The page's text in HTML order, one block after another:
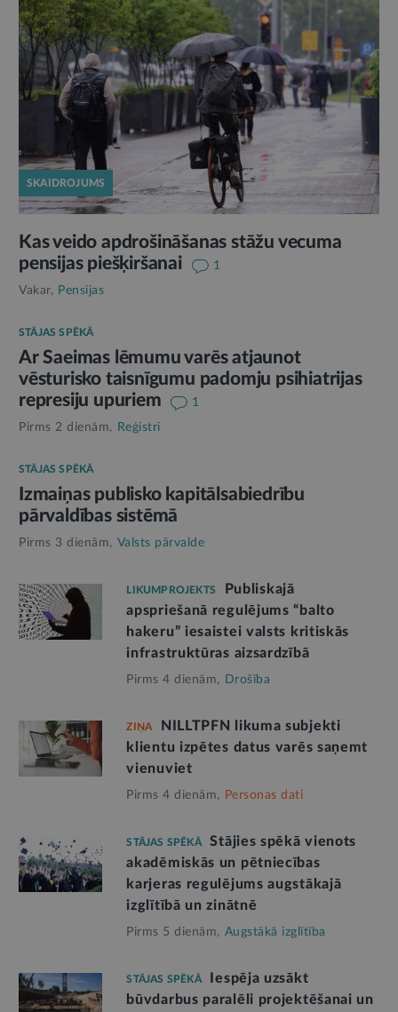
SKAIDROJUMS
Kas veido apdrošināšanas stāžu vecuma
pensijas piešķiršanai
1
Vakar, Pensijas
STĀJAS SPĒKĀ
Ar Saeimas lēmumu varēs atjaunot
vēsturisko taisnīgumu padomju psihiatrijas
represiju upuriem
1
Pirms 2 dienām,
Reģistri
STĀJAS SPĒKĀ
Izmaiņas publisko kapitālsabiedrību
pārvaldības sistēmā
Pirms 3 dienām, Valsts pārvalde
LIKUMPROJEKTS
Publiskajā
apspriešanā regulējums “balto
hakeru” iesaistei valsts kritiskās
infrastruktūras aizsardzībā
Pirms 4 dienām, Drošība
ZIŅA
NILLTPFN likuma subjekti
klientu izpētes datus varēs saņemt
vienuviet
Pirms 4 dienām, Personas dati
STĀJAS SPĒKĀ
Stājies spēkā vienots
akadēmiskās un pētniecības
karjeras regulējums augstākajā
izglītībā un zinātnē
Pirms 5 dienām, Augstākā izglītība
STĀJAS SPĒKĀ
Iespēja uzsākt
būvdarbus paralēli projektēšanai un